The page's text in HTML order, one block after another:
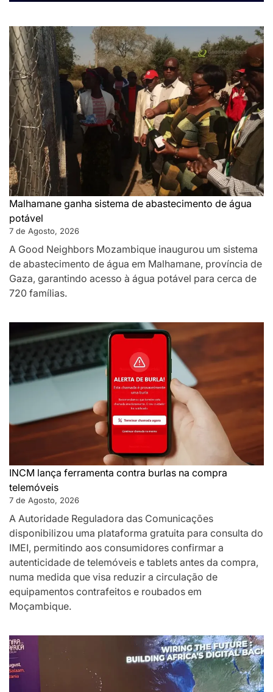
Malhamane ganha sistema de abastecimento de água
potável
7 de Agosto, 2026
A Good Neighbors Mozambique inaugurou um sistema
de abastecimento de água em Malhamane, província de
Gaza, garantindo acesso à água potável para cerca de
720 famílias.
INCM lança ferramenta contra burlas na compra
telemóveis
7 de Agosto, 2026
A Autoridade Reguladora das Comunicações
disponibilizou uma plataforma gratuita para consulta do
IMEI, permitindo aos consumidores confirmar a
autenticidade de telemóveis e tablets antes da compra,
numa medida que visa reduzir a circulação de
equipamentos contrafeitos e roubados em
Moçambique.